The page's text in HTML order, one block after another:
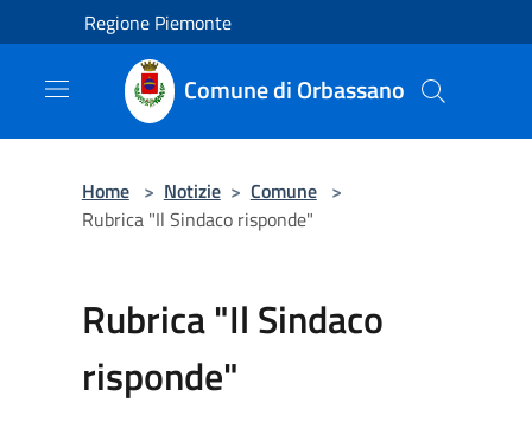
Salta al contenuto principale
Regione Piemonte
Comune di Orbassano
Home > Notizie > Comune >
Rubrica "Il Sindaco risponde"
Rubrica "Il Sindaco
risponde"